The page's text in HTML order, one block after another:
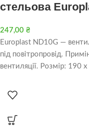
стельова
247,00 ₴
Europlast ND10G —
під повітропровід.
вентиляції. Розмір: 190